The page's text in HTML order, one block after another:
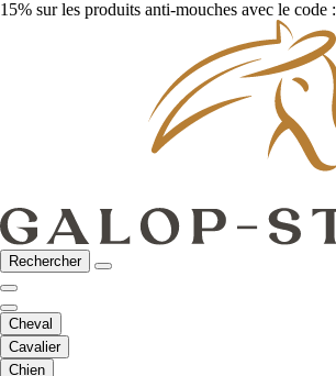
15% sur les produits anti-mouches avec le code :
Rechercher
Cheval
Cavalier
Chien